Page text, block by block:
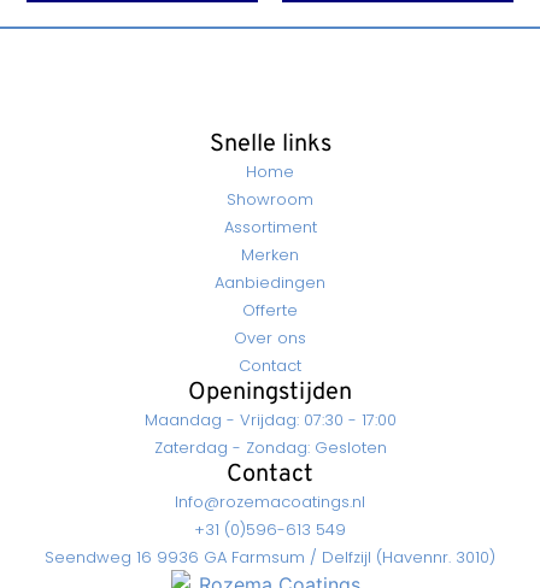
Snelle links
Home
Showroom
Assortiment
Merken
Aanbiedingen
Offerte
Over ons
Contact
Openingstijden
Maandag - Vrijdag: 07:30 - 17:00
Zaterdag - Zondag: Gesloten
Contact
Info@rozemacoatings.nl
+31 (0)596-613 549
Seendweg 16 9936 GA Farmsum / Delfzijl (Havennr. 3010)